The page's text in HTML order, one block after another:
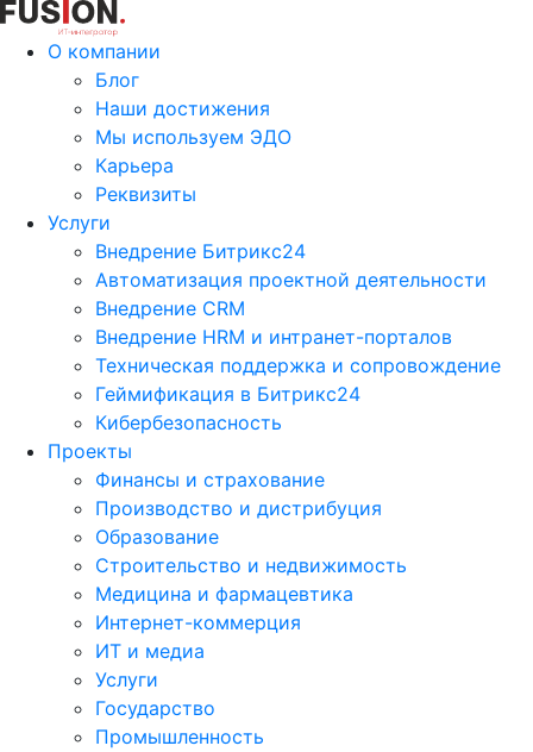
О компании
Блог
Наши достижения
Мы используем ЭДО
Карьера
Реквизиты
Услуги
Внедрение Битрикс24
Автоматизация проектной деятельности
Внедрение CRM
Внедрение HRM и интранет-порталов
Техническая поддержка и сопровождение
Геймификация в Битрикс24
Кибербезопасность
Проекты
Финансы и страхование
Производство и дистрибуция
Образование
Строительство и недвижимость
Медицина и фармацевтика
Интернет-коммерция
ИТ и медиа
Услуги
Государство
Промышленность